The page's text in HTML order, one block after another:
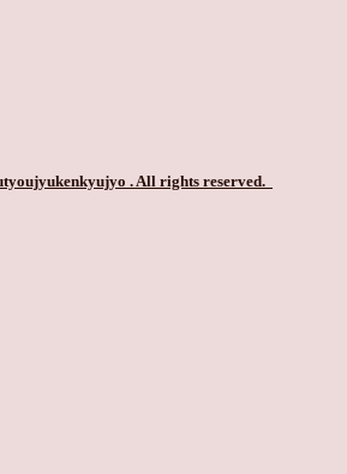
. All rights reserved.